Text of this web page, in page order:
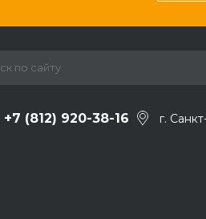
+7 (812) 920-38-16 г.